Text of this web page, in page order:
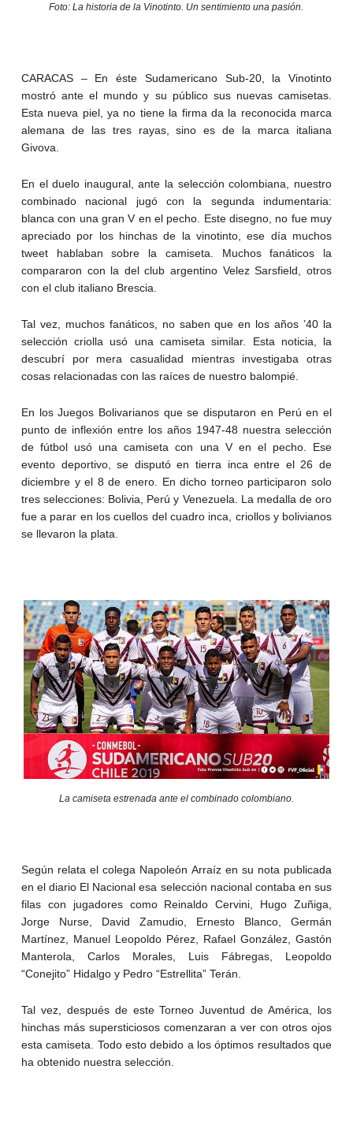
Foto: La historia de la Vinotinto. Un sentimiento una pasión.
CARACAS – En éste Sudamericano Sub-20, la Vinotinto
mostró ante el mundo y su público sus nuevas camisetas.
Esta nueva piel, ya no tiene la firma da la reconocida marca
alemana de las tres rayas, sino es de la marca italiana
Givova.
En el duelo inaugural, ante la selección colombiana, nuestro
combinado nacional jugó con la segunda indumentaria:
blanca con una gran V en el pecho. Este disegno, no fue muy
apreciado por los hinchas de la vinotinto, ese día muchos
tweet hablaban sobre la camiseta. Muchos fanáticos la
compararon con la del club argentino Velez Sarsfield, otros
con el club italiano Brescia.
Tal vez, muchos fanáticos, no saben que en los años ’40 la
selección criolla usó una camiseta similar. Esta noticia, la
descubrí por mera casualidad mientras investigaba otras
cosas relacionadas con las raíces de nuestro balompié.
En los Juegos Bolivarianos que se disputaron en Perú en el
punto de inflexión entre los años 1947-48 nuestra selección
de fútbol usó una camiseta con una V en el pecho. Ese
evento deportivo, se disputó en tierra inca entre el 26 de
diciembre y el 8 de enero. En dicho torneo participaron solo
tres selecciones: Bolivia, Perú y Venezuela. La medalla de oro
fue a parar en los cuellos del cuadro inca, criollos y bolivianos
se llevaron la plata.
La camiseta estrenada ante el combinado colombiano.
Según relata el colega Napoleón Arraíz en su nota publicada
en el diario El Nacional esa selección nacional contaba en sus
filas con jugadores como Reinaldo Cervini, Hugo Zuñiga,
Jorge Nurse, David Zamudio, Ernesto Blanco, Germán
Martínez, Manuel Leopoldo Pérez, Rafael González, Gastón
Manterola, Carlos Morales, Luis Fábregas, Leopoldo
“Conejito” Hidalgo y Pedro “Estrellita” Terán.
Tal vez, después de este Torneo Juventud de América, los
hinchas más supersticiosos comenzaran a ver con otros ojos
esta camiseta. Todo esto debido a los óptimos resultados que
ha obtenido nuestra selección.